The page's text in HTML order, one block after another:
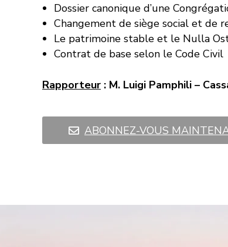
Dossier canonique d’une
Changement de siège social et de
Le patrimoine stable et le Nulla
Contrat de base selon le Code Civil
Rapporteur : M. Luigi Pamphili –
ABONNEZ-VOUS